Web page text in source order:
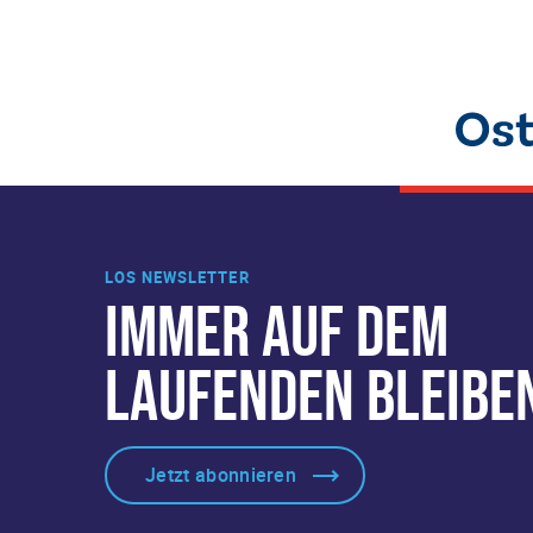
LOS NEWSLETTER
IMMER AUF DEM
LAUFENDEN
Jetzt abonnieren